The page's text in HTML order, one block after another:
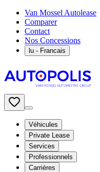
Van Mossel Autolease
Comparer
Contact
Nos Concessions
lu - Francais
Véhicules
Private Lease
Services
Professionnels
Carrières